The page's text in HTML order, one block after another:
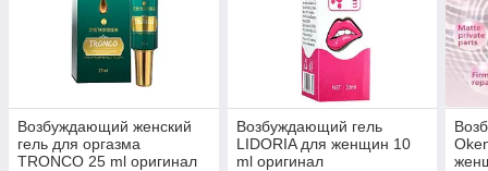
Возбуждающий женский
гель для оргазма
TRONCO 25 ml оригинал
Возбуждающий гель
LIDORIA для женщин 10
ml оригинал